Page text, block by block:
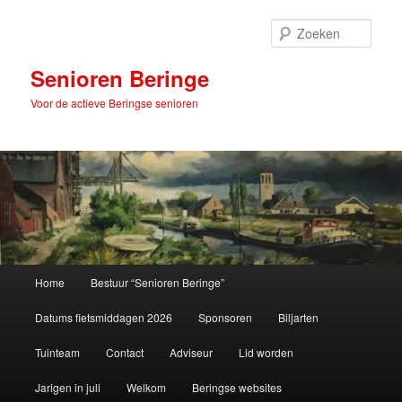
inhoudSenioren Beringe
Voor de actieve Beringse senioren
Home Bestuur “Senioren Beringe”
Datums fietsmiddagen 2026 Sponsoren Biljarten
Tuinteam Contact Adviseur Lid worden
Jarigen in juli Welkom Beringse websites